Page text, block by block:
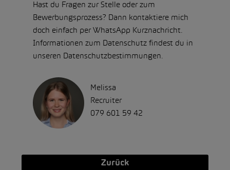
Hast du Fragen zur Stelle oder zum
Bewerbungsprozess? Dann kontaktiere mich
doch einfach per WhatsApp Kurznachricht.
Informationen zum Datenschutz findest du in
unseren Datenschutzbestimmungen.
Melissa
Recruiter
079 601 59 42
Zurück